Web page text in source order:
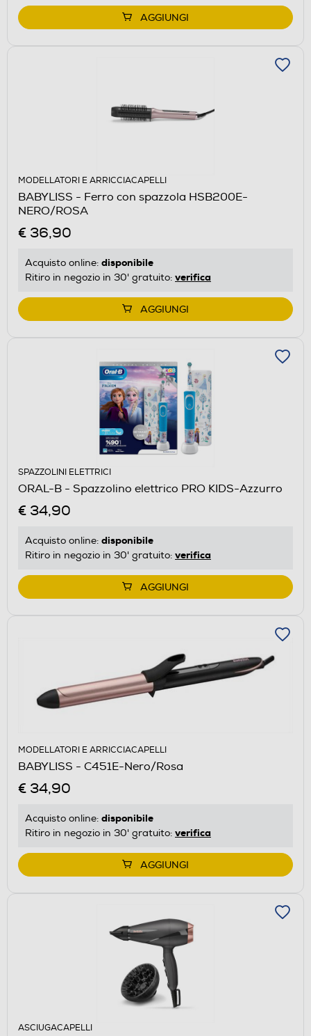
AGGIUNGI
MODELLATORI E ARRICCIACAPELLI
BABYLISS - Ferro con spazzola HSB200E-
NERO/ROSA
€ 36,90
Acquisto online: disponibile
Ritiro in negozio in 30' gratuito: verifica
AGGIUNGI
SPAZZOLINI ELETTRICI
ORAL-B - Spazzolino elettrico PRO KIDS-Azzurro
€ 34,90
Acquisto online: disponibile
Ritiro in negozio in 30' gratuito: verifica
AGGIUNGI
MODELLATORI E ARRICCIACAPELLI
BABYLISS - C451E-Nero/Rosa
€ 34,90
Acquisto online: disponibile
Ritiro in negozio in 30' gratuito: verifica
AGGIUNGI
ASCIUGACAPELLI